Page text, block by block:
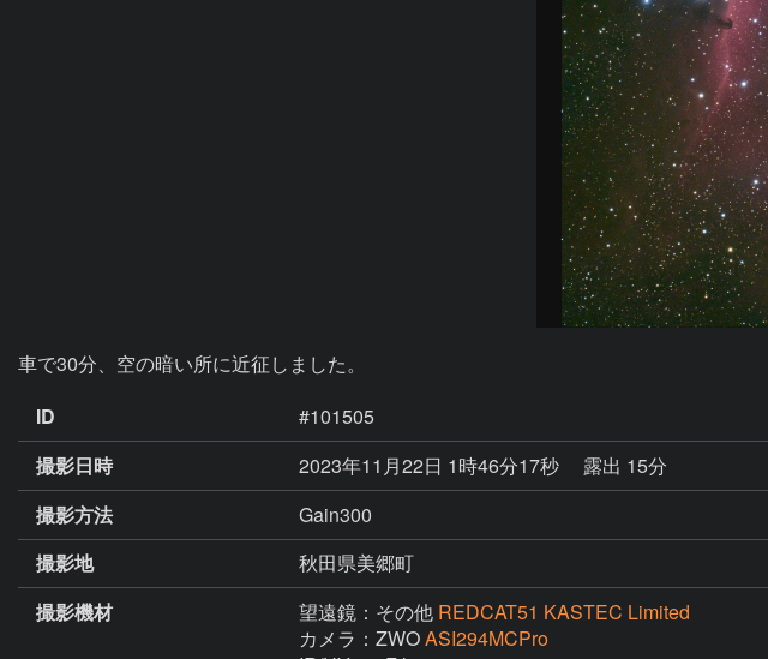
ID
#101505
撮影日時
2023年11月22日 1時46分17秒
露出 15分
撮影方法
Gain300
撮影地
秋田県美郷町
撮影機材
望遠鏡：その他 REDCAT51 KASTEC Limited
カメラ：ZWOASI294MCPro